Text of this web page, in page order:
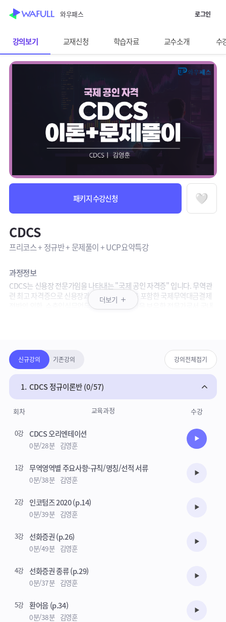
스킵 네비게이션
WASUB 자격증 구독
와우패스 로그인
이전화면보기 CDCS
과정정보
더보기
수강안내
패키지 수강신청 찜
CDCS
프리코스 + 정규반 + 문제풀이 + UCP요약특강
과정정보
CDCS는 신용장 전문가임을 나타내는 "국제 공인 자격증" 입니다. 무역관
련 최고 자격증으로 신용장과 송금, 추심방식을 포함한 국제무역대금결제
전반의 외환, 수출입실무업무에 관한 지식 능력을 보유한 전문가로서 국내
강의안내
· 프리코스: 신용장 및 관련 용어와 흐름 설명
· 정규반: CDCS 이론 본강의
· 문제풀이: 객관식과 시뮬레이션 문제 풀이 연습
· UCP특강: UCP 600 특강
비전공자분들의 경우 프리코스로 무역과 신용장에 대한 용어를 먼저 익
히시는 것이 도움이 됩니다.
신 pdf로 진행됩니다.
본 강의는 원서강의를 포함하지 않고 있습니다. 원서강의를 수강하고자
강의보기 교재신청 학습자료 교수소개 수
선택바
강의보기목록
신규강의 기존강의 강의전체접기
1. CDCS 정규이론반 (0/57)
회차 교육과정 수강
0강 CDCS 오리엔테이션
0분/28분 김영훈 수강준비
1강 무역영역별 주요사항-규칙/명칭/선적 서류
0분/38분 김영훈 수강준비
2강 인코텀즈 2020 (p.14)
0분/39분 김영훈 수강준비
3강 선화증권 (p.26)
0분/49분 김영훈 수강준비
4강 선화증권 종류 (p.29)
0분/37분 김영훈 수강준비
5강 환어음 (p.34)
0분/38분 김영훈 수강준비